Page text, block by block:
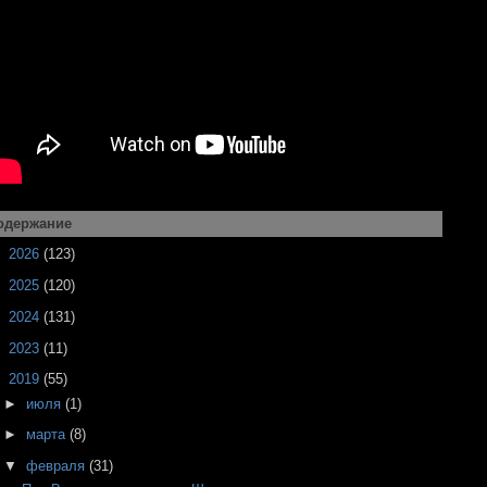
2026(123)
2025(120)
2024(131)
2023(11)
2019(55)
► июля (1)
► марта (8)
▼ февраля (31)